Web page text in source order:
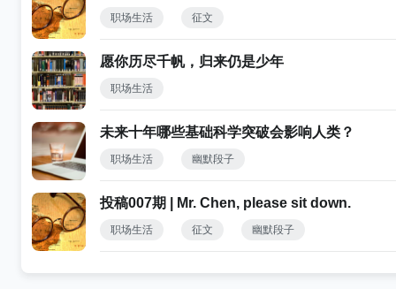
职场生活 征文
愿你历尽千帆，归来仍是少年
职场生活
未来十年哪些基础科学突破会影响人类？
职场生活 幽默段子
投稿007期 | Mr. Chen, please sit down.
职场生活 征文 幽默段子